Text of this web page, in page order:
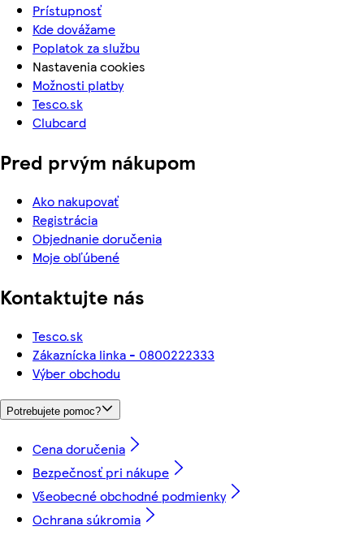
Prístupnosť
Kde dovážame
Poplatok za službu
Nastavenia cookies
Možnosti platby
Tesco.sk
Clubcard
Pred prvým nákupom
Ako nakupovať
Registrácia
Objednanie doručenia
Moje obľúbené
Kontaktujte nás
Tesco.sk
Zákaznícka linka - 0800222333
Výber obchodu
Potrebujete pomoc?
Cena doručenia
Bezpečnosť pri nákupe
Všeobecné obchodné podmienky
Ochrana súkromia